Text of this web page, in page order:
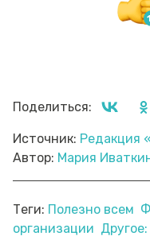
Поделиться:
Источник: Редакция
Автор: Мария
Теги: Полезно всем
организации